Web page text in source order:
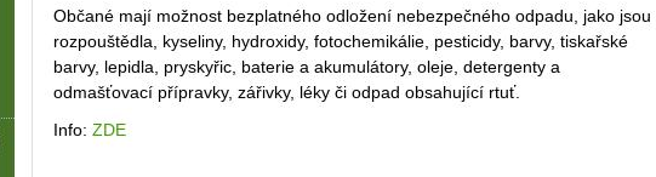
Občané mají možnost bezplatného odložení nebezpečného odpadu, jako jsou
rozpouštědla, kyseliny, hydroxidy, fotochemikálie, pesticidy, barvy, tiskařské
barvy, lepidla, pryskyřic, baterie a akumulátory, oleje, detergenty a
odmašťovací přípravky, zářivky, léky či odpad obsahující rtuť.
Info:ZDE